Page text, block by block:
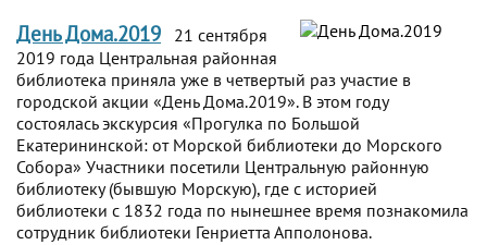
День Дома.2019
21 сентября
2019 года Центральная районная
библиотека приняла уже в четвертый раз участие в
городской акции «День Дома.2019». В этом году
состоялась экскурсия «Прогулка по Большой
Екатерининской: от Морской библиотеки до Морского
Собора» Участники посетили Центральную районную
библиотеку (бывшую Морскую), где с историей
библиотеки с 1832 года по нынешнее время познакомила
сотрудник библиотеки Генриетта Апполонова.